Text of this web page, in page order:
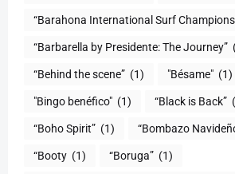
“Barahona International Surf
“Barbarella by Presidente: The Journey”
“Behind the scene” (1) "Bésame" (1)
"Bingo benéfico" (1) “Black is Back”
“Boho Spirit” (1) “Bombazo
“Booty (1) “Boruga” (1)